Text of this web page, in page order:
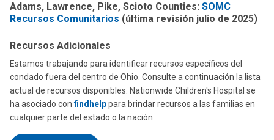
Adams, Lawrence, Pike, Scioto Counties: SOMC
Recursos Comunitarios (última revisión julio de 2025)
Recursos Adicionales
Estamos trabajando para identificar recursos específicos del
condado fuera del centro de Ohio. Consulte a continuación la lista
actual de recursos disponibles. Nationwide Children's Hospital se
ha asociado confindhelppara brindar recursos a las familias en
cualquier parte del estado o la nación.